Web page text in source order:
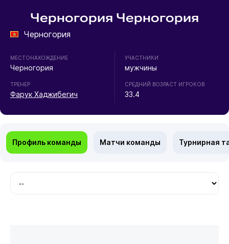
Черногория Черногория
Черногория
МЕСТОНАХОЖДЕНИЕ
Черногория
ТРЕНЕР
Фарук Хаджибегич
УЧАСТНИКИ
мужчины
СРЕДНИЙ ВОЗРАСТ ИГРОКОВ
33.4
Профиль команды Матчи команды Турнирная